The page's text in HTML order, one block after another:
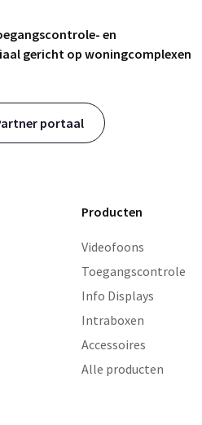
en
gericht op woningcomplexen
portaal
Producten
Videofoons
Toegangscontrole
Info Displays
Intraboxen
Accessoires
Alle producten